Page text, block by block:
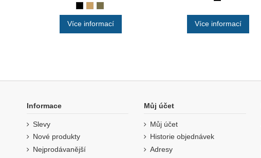
Více informací Více informací
Informace
Slevy
Nové produkty
Nejprodávanější
Můj účet
Můj účet
Historie objednávek
Adresy